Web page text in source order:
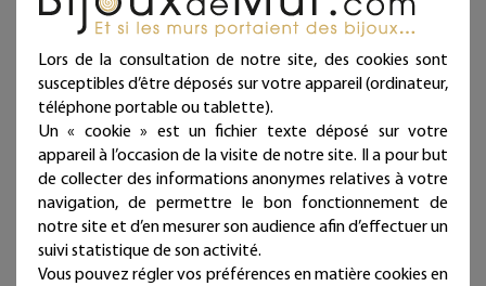
Décoration Murale en Fil
de Fer "Silhouette
Chouette/Hibou" - à
punaiser - Bijoux de Mur
- Déco
Montagne/Chalet/Forêt
Nouveau
22,00 €
Livraison offerte dès
Décoration Murale en Fil
de Fer "Renard" - à
- Déco
Noel/Hiver/Montagne
Nouveau
26,00 €
(en France métropolitaine)
Lors de la consultation de notre site, des cookies sont
susceptibles d’être déposés sur votre appareil (ordinateur,
téléphone portable ou tablette).
Un « cookie » est un fichier texte déposé sur votre
appareil à l’occasion de la visite de notre site. Il a pour but
de collecter des informations anonymes relatives à votre
navigation, de permettre le bon fonctionnement de
notre site et d’en mesurer son audience afin d’effectuer un
suivi statistique de son activité.
Vous pouvez régler vos préférences en matière cookies en